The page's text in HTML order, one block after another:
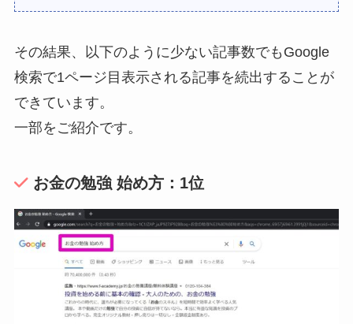
その結果、以下のように少ない記事数でもGoogle
検索で1ページ目表示される記事を続出することが
できています。
一部をご紹介です。
お金の勉強 始め方：1位